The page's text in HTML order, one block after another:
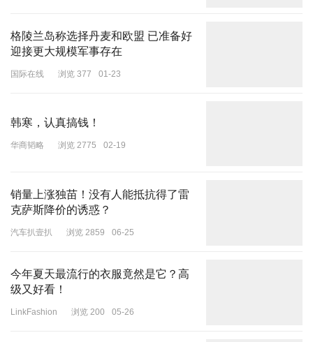
格陵兰岛称选择丹麦和欧盟 已准备好
迎接更大规模军事存在
国际在线 浏览 377 01-23
韩寒，认真搞钱！
华商韬略 浏览 2775 02-19
销量上涨独苗！没有人能抵抗得了雷
克萨斯降价的诱惑？
汽车扒壹扒 浏览 2859 06-25
今年夏天最流行的衣服竟然是它？高
级又好看！
LinkFashion 浏览 200 05-26